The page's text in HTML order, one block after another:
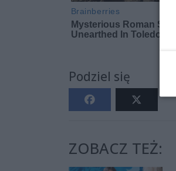
Podziel się
ZOBACZ TEŻ: